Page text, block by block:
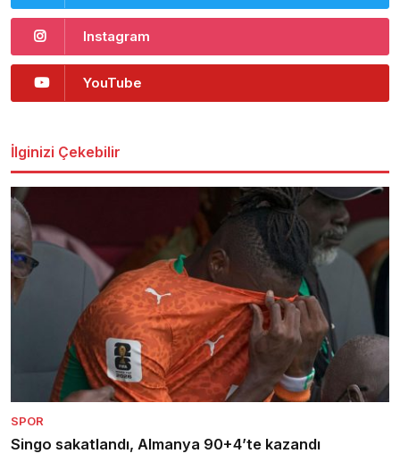
Instagram
YouTube
İlginizi Çekebilir
SPOR
Singo sakatlandı, Almanya 90+4’te kazandı